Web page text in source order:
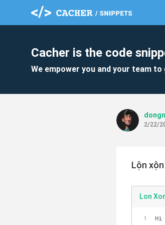
Cacher is the code
We empower you and your team
2/22/
Lộn
Lon
Hi